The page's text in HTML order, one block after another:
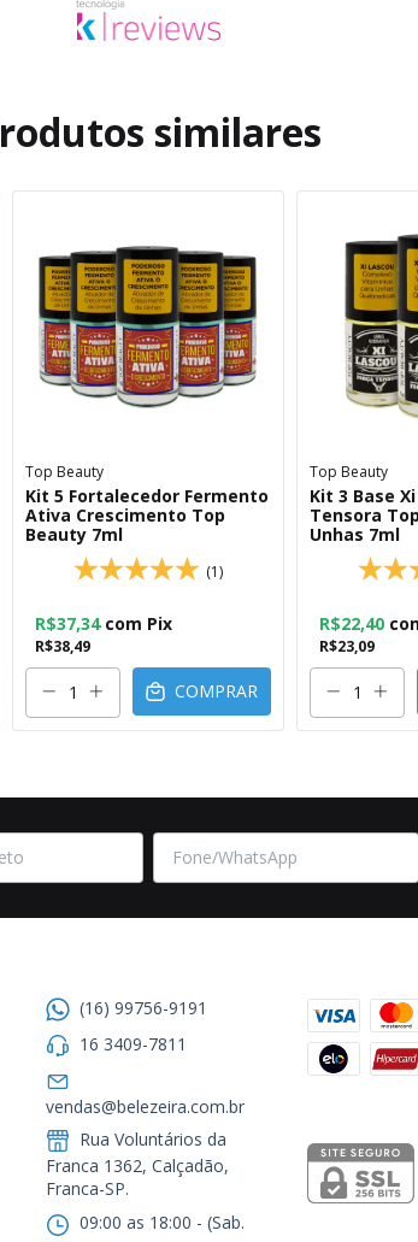
similares
Top Beauty
Kit 5 Fortalecedor Fermento
Ativa Crescimento Top
Beauty 7ml
(1)
R$38,49
R$37,34 com Pix
COMPRAR
Top Beauty
Kit 3 Base
Tensora
Unhas 7ml
R$23,09
R$22,40
(16) 99756-9191
16 3409-7811
vendas@belezeira.com.br
Rua Voluntários da
Franca 1362, Calçadão,
Franca-SP.ㅤㅤㅤㅤㅤㅤㅤㅤㅤㅤㅤ
09:00 as 18:00 - (Sab.